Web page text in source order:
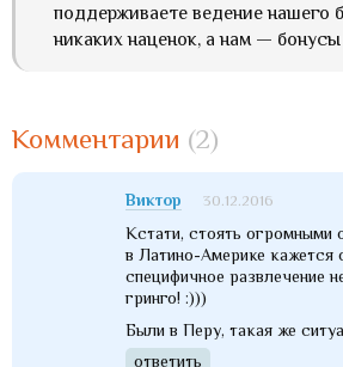
поддерживаете ведение нашего
никаких наценок, а нам —
Комментарии (2)
Виктор 30.12.2016
Кстати, стоять огромными
в Латино-Америке кажется
специфичное развлечение
гринго! :)))
Были в Перу, такая же
ответить